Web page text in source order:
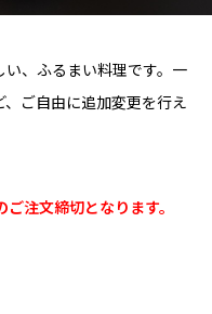
、ふるまい料理です。一
ご自由に追加変更を行え
注文締切となります。